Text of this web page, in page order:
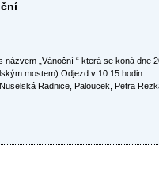
„Vánoční “ která se koná dne
mostem) Odjezd v 10:15 hodin
Radnice, Paloucek, Petra